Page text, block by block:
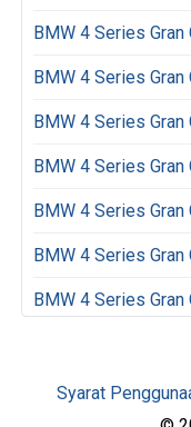
BMW 4 Series Gran
BMW 4 Series
BMW 4 Series
BMW 4 Series Gran
BMW 4 Series
BMW 4 Series Gran
BMW 4 Series Gran
Syarat